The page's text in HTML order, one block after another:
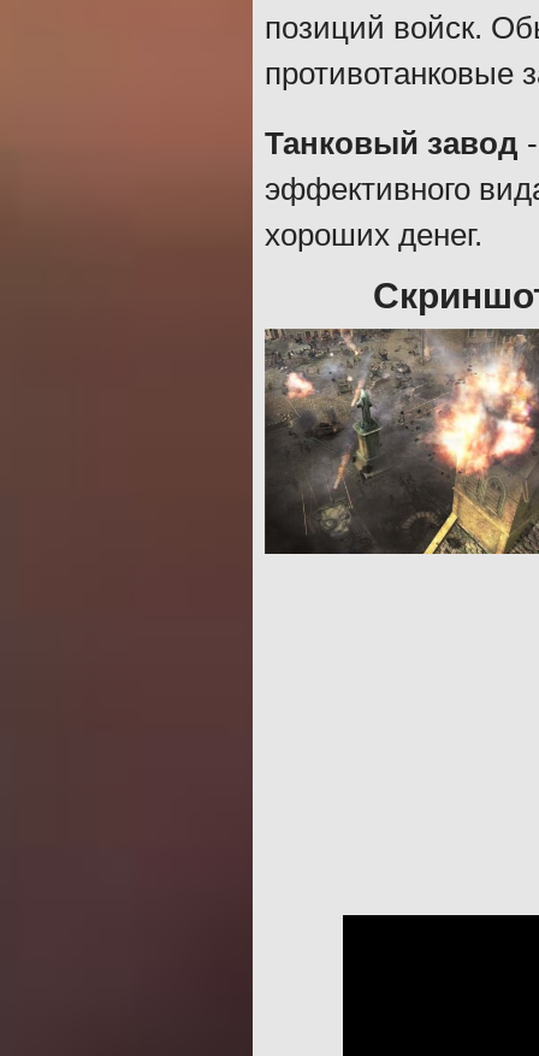
позиций войск.
противотанковые
Танковый завод
эффективного
хороших денег.